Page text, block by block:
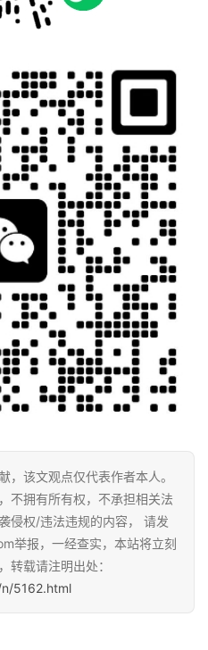
，该文观点仅代表作者本人。
不拥有所有权，不承担相关法
侵权/违法违规的内容， 请发
举报，一经查实，本站将立刻
转载请注明出处：
5162.html